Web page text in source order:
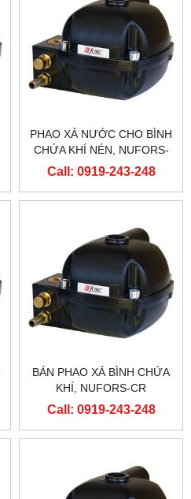
PHAO XẢ NƯỚC CHO BÌNH
CHỨA KHÍ NÉN, NUFORS-
CR
Call: 0919-243-248
BÁN PHAO XẢ BÌNH CHỨA
KHÍ, NUFORS-CR
Call: 0919-243-248